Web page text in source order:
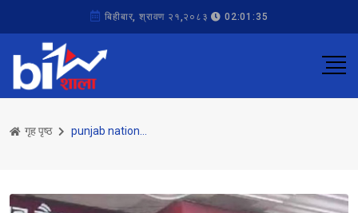
बिहीबार, श्रावण २१,२०८३ 02:01:35
गृह पृष्ठ